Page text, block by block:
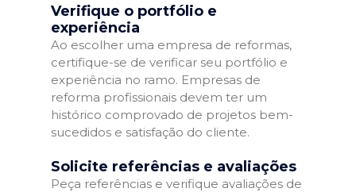
Verifique o portfólio e
experiência
Ao escolher uma empresa de reformas,
certifique-se de verificar seu portfólio e
experiência no ramo. Empresas de
reforma profissionais devem ter um
histórico comprovado de projetos bem-
sucedidos e satisfação do cliente.
Solicite referências e avaliações
Peça referências e verifique avaliações de